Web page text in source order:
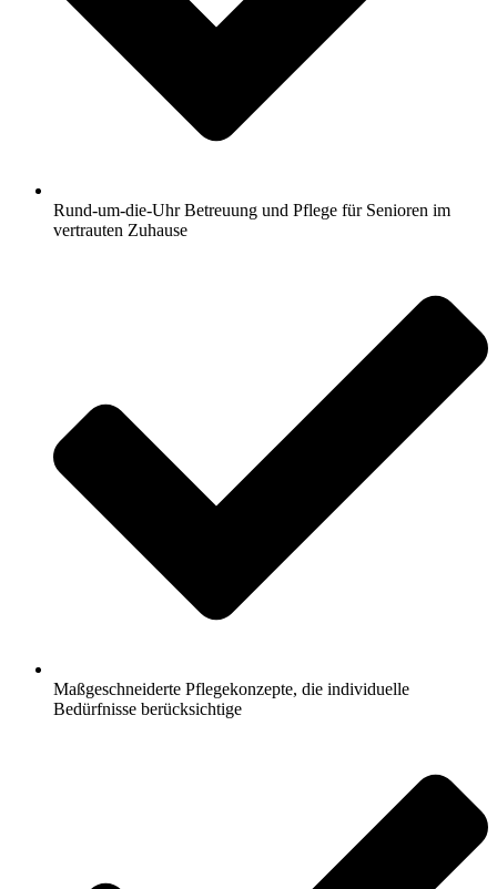
Rund-um-die-Uhr Betreuung und Pflege für Senioren im
vertrauten Zuhause
Maßgeschneiderte Pflegekonzepte, die individuelle
Bedürfnisse berücksichtige